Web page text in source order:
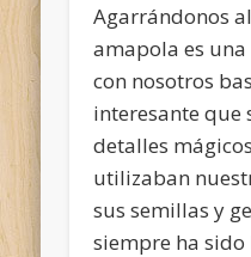
Agarrándonos
amapola es
con nosotros
interesante que
detalles
utilizaban
sus semillas y
siempre ha sido